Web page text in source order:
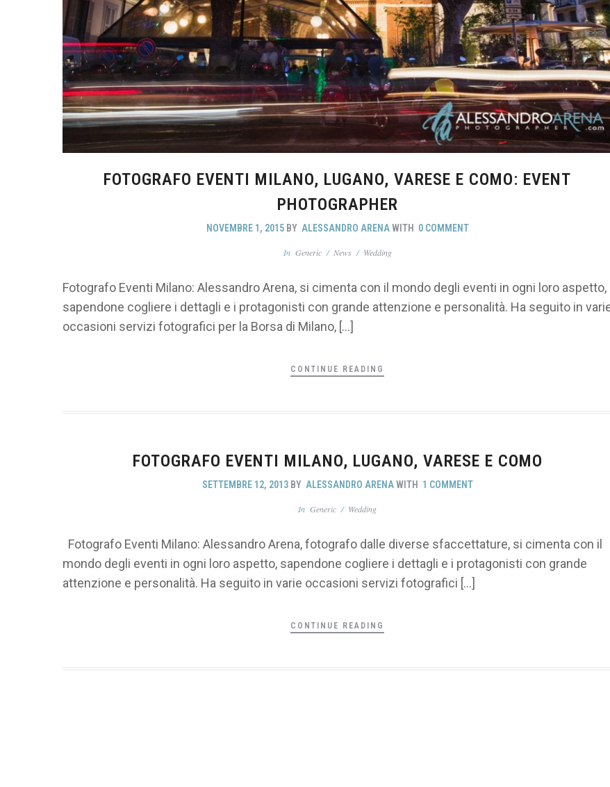
FOTOGRAFO EVENTI MILANO, LUGANO, VARESE E COMO: EVENT
PHOTOGRAPHER
NOVEMBRE 1, 2015 BY ALESSANDRO ARENA WITH 0 COMMENT
In Generic/ News/ Wedding
Fotografo Eventi Milano: Alessandro Arena, si cimenta con il mondo degli eventi in ogni loro aspetto,
sapendone cogliere i dettagli e i protagonisti con grande attenzione e personalità. Ha seguito in
occasioni servizi fotografici per la Borsa di Milano, […]
CONTINUE READING
FOTOGRAFO EVENTI MILANO, LUGANO, VARESE E COMO
SETTEMBRE 12, 2013 BY ALESSANDRO ARENA WITH 1 COMMENT
InGeneric / Wedding
Fotografo Eventi Milano: Alessandro Arena, fotografo dalle diverse sfaccettature, si cimenta con il
mondo degli eventi in ogni loro aspetto, sapendone cogliere i dettagli e i protagonisti con grande
attenzione e personalità. Ha seguito in varie occasioni servizi fotografici […]
CONTINUE READING